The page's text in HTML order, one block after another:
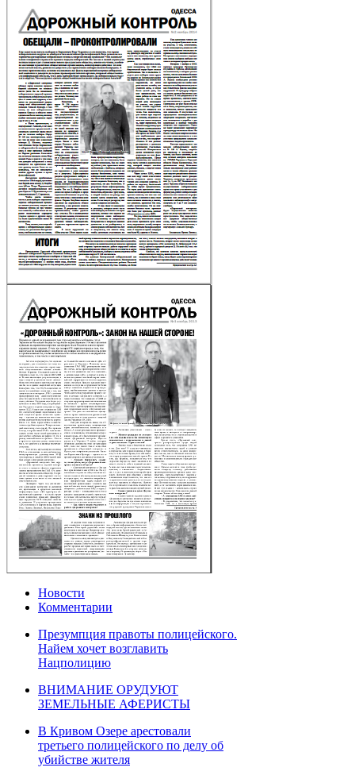
Новости
Комментарии
Презумпция правоты полицейского.
Найем хочет возглавить
Нацполицию
ВНИМАНИЕ ОРУДУЮТ
ЗЕМЕЛЬНЫЕ АФЕРИСТЫ
В Кривом Озере арестовали
третьего полицейского по делу об
убийстве жителя